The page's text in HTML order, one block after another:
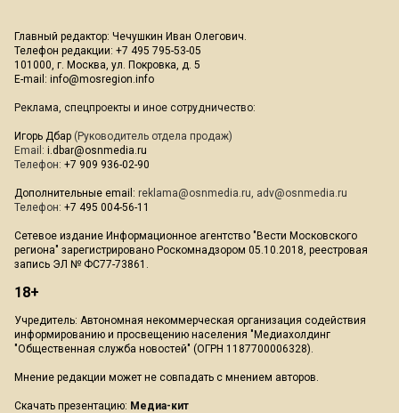
Главный редактор: Чечушкин Иван Олегович.
Телефон редакции: +7 495 795-53-05
101000, г. Москва, ул. Покровка, д. 5
E-mail: info@mosregion.info
Реклама, спецпроекты и иное сотрудничество:
Игорь Дбар (Руководитель отдела продаж)
Email: i.dbar@osnmedia.ru
Телефон: +7 909 936-02-90
Дополнительные email: reklama@osnmedia.ru, adv@osnmedia.ru
Телефон: +7 495 004-56-11
Сетевое издание Информационное агентство "Вести Московского
региона" зарегистрировано Роскомнадзором 05.10.2018, реестровая
запись ЭЛ № ФС77-73861.
18+
Учредитель: Автономная некоммерческая организация содействия
информированию и просвещению населения "Медиахолдинг
"Общественная служба новостей" (ОГРН 1187700006328).
Мнение редакции может не совпадать с мнением авторов.
Скачать презентацию: Медиа-кит